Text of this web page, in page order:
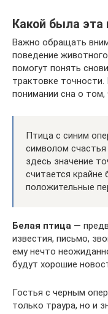
Какой была эта
Важно обращать
поведение
помогут понять
трактовке
понимании сна о
Птица с синим
символом счастья
здесь значение
считается крайне
положительные
Белая птица —
известия, письмо,
ему нечто
будут хорошие
Гостья с черным
только траура, но и